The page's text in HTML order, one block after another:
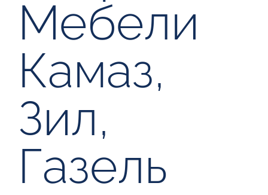
Мебели
Камаз,
Зил,
Газель